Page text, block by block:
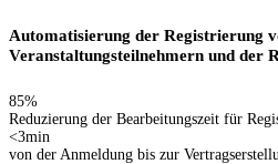
Automatisierung der Registrierung
Veranstaltungsteilnehmern und der
85%
Reduzierung der Bearbeitungszeit für
<3min
von der Anmeldung bis zur